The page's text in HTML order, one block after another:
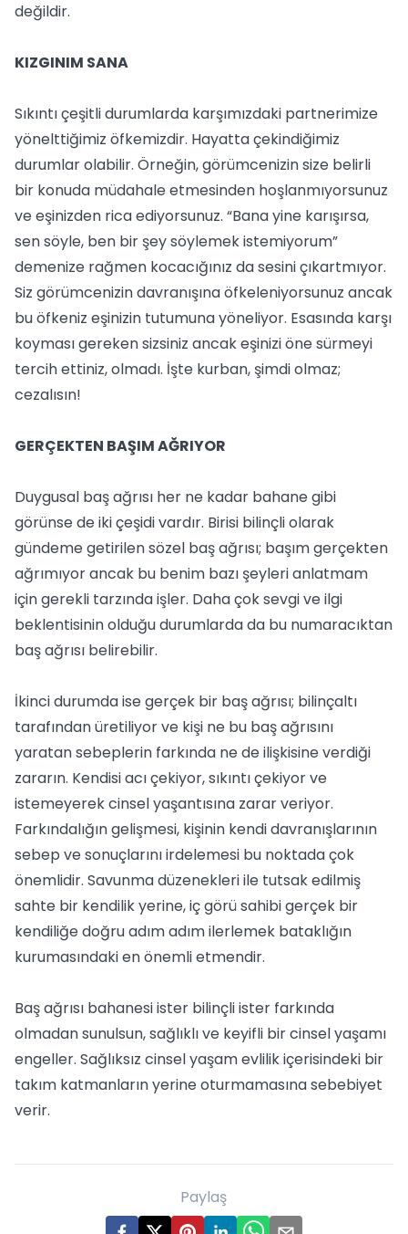
değildir.
KIZGINIM SANA
Sıkıntı çeşitli durumlarda karşımızdaki partnerimize
yönelttiğimiz öfkemizdir. Hayatta çekindiğimiz
durumlar olabilir. Örneğin, görümcenizin size belirli
bir konuda müdahale etmesinden hoşlanmıyorsunuz
ve eşinizden rica ediyorsunuz. “Bana yine karışırsa,
sen söyle, ben bir şey söylemek istemiyorum”
demenize rağmen kocacığınız da sesini çıkartmıyor.
Siz görümcenizin davranışına öfkeleniyorsunuz ancak
bu öfkeniz eşinizin tutumuna yöneliyor. Esasında karşı
koyması gereken sizsiniz ancak eşinizi öne sürmeyi
tercih ettiniz, olmadı. İşte kurban, şimdi olmaz;
cezalısın!
GERÇEKTEN BAŞIM AĞRIYOR
Duygusal baş ağrısı her ne kadar bahane gibi
görünse de iki çeşidi vardır. Birisi bilinçli olarak
gündeme getirilen sözel baş ağrısı; başım gerçekten
ağrımıyor ancak bu benim bazı şeyleri anlatmam
için gerekli tarzında işler. Daha çok sevgi ve ilgi
beklentisinin olduğu durumlarda da bu numaracıktan
baş ağrısı belirebilir.
İkinci durumda ise gerçek bir baş ağrısı; bilinçaltı
tarafından üretiliyor ve kişi ne bu baş ağrısını
yaratan sebeplerin farkında ne de ilişkisine verdiği
zararın. Kendisi acı çekiyor, sıkıntı çekiyor ve
istemeyerek cinsel yaşantısına zarar veriyor.
Farkındalığın gelişmesi, kişinin kendi davranışlarının
sebep ve sonuçlarını irdelemesi bu noktada çok
önemlidir. Savunma düzenekleri ile tutsak edilmiş
sahte bir kendilik yerine, iç görü sahibi gerçek bir
kendiliğe doğru adım adım ilerlemek bataklığın
kurumasındaki en önemli etmendir.
Baş ağrısı bahanesi ister bilinçli ister farkında
olmadan sunulsun, sağlıklı ve keyifli bir cinsel yaşamı
engeller. Sağlıksız cinsel yaşam evlilik içerisindeki bir
takım katmanların yerine oturmamasına sebebiyet
verir.
Paylaş